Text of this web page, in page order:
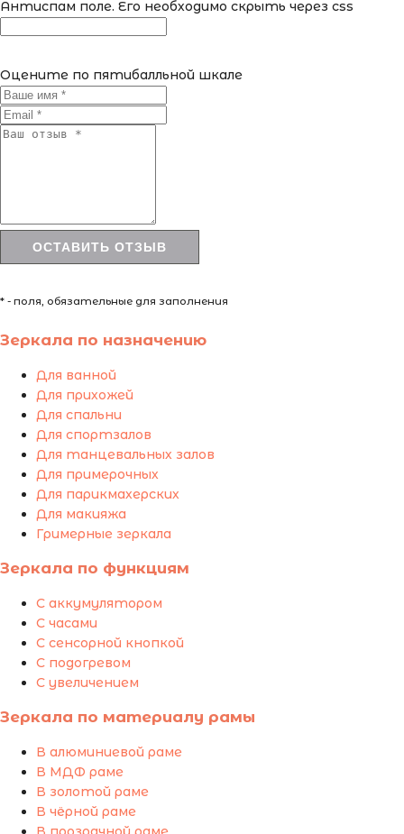
Антиспам поле. Его необходимо скрыть через css
Оцените по пятибалльной шкале
* - поля, обязательные для заполнения
Зеркала по назначению
Для ванной
Для прихожей
Для спальни
Для спортзалов
Для танцевальных залов
Для примерочных
Для парикмахерских
Для макияжа
Гримерные зеркала
Зеркала по функциям
С аккумулятором
С часами
С сенсорной кнопкой
С подогревом
С увеличением
Зеркала по материалу рамы
В алюминиевой раме
В МДФ раме
В золотой раме
В чёрной раме